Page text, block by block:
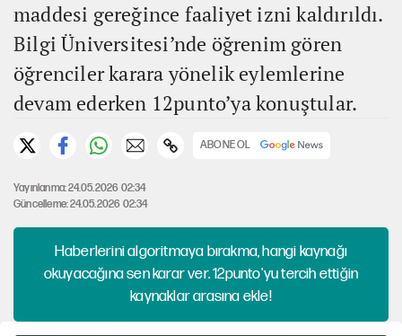
maddesi gereğince faaliyet izni kaldırıldı.
Bilgi Üniversitesi’nde öğrenim gören
öğrenciler karara yönelik eylemlerine
devam ederken 12punto’ya konuştular.
ABONE OL
Yayınlanma: 24.05.2026 02:34
Güncelleme: 24.05.2026 02:34
Haberlerini algoritmaya bırakma, hangi kaynağı
okuyacağına sen karar ver. 12punto'yu tercih ettiğin
kaynaklar arasına ekle!